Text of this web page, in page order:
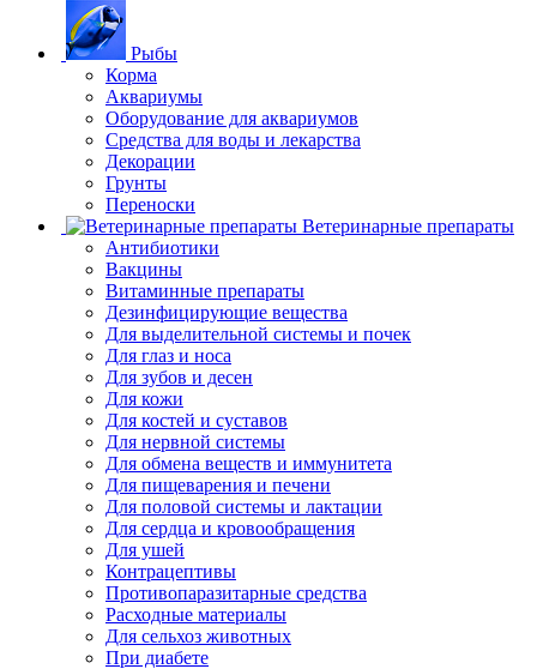
Рыбы
Корма
Аквариумы
Оборудование для аквариумов
Средства для воды и лекарства
Декорации
Грунты
Переноски
Ветеринарные препараты
Антибиотики
Вакцины
Витаминные препараты
Дезинфицирующие вещества
Для выделительной системы и почек
Для глаз и носа
Для зубов и десен
Для кожи
Для костей и суставов
Для нервной системы
Для обмена веществ и иммунитета
Для пищеварения и печени
Для половой системы и лактации
Для сердца и кровообращения
Для ушей
Контрацептивы
Противопаразитарные средства
Расходные материалы
Для сельхоз животных
При диабете